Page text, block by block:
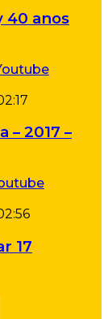
40 anos
– 2017 –
17